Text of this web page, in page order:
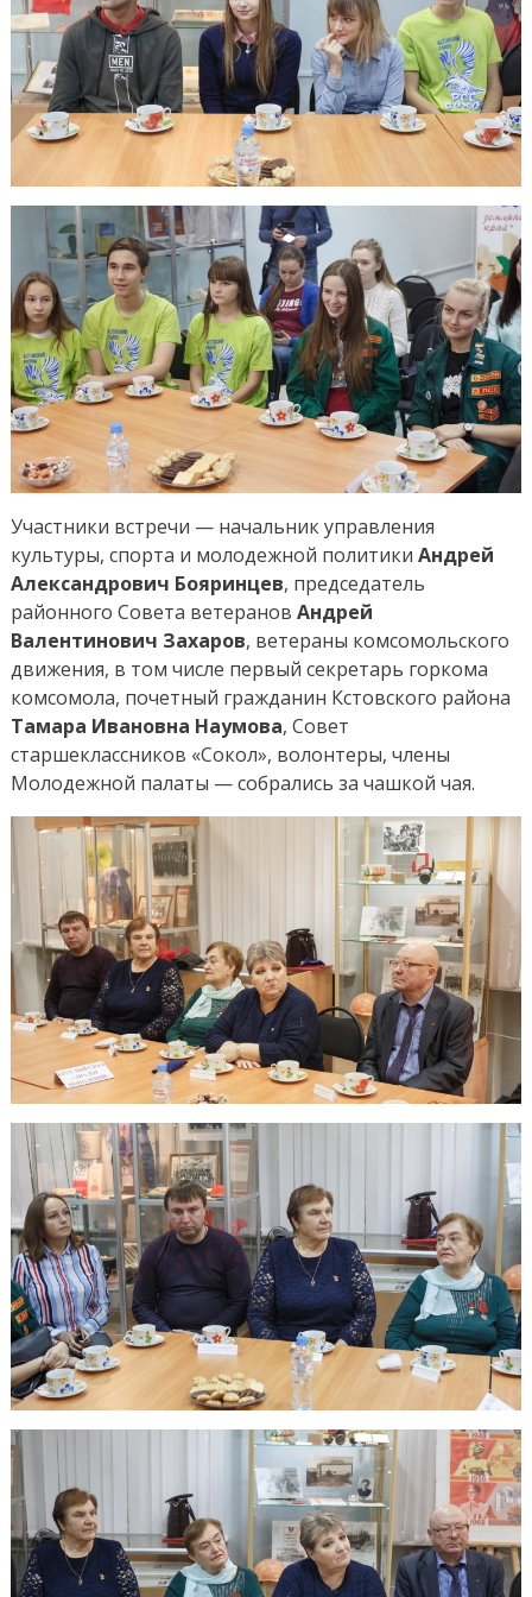
времен»
Участники встречи — начальник управления
культуры, спорта и молодежной политики Андрей
Александрович Бояринцев, председатель
районного Совета ветеранов Андрей
Валентинович Захаров, ветераны комсомольского
движения, в том числе первый секретарь горкома
комсомола, почетный гражданин Кстовского района
Тамара Ивановна Наумова, Совет
старшеклассников «Сокол», волонтеры, члены
Молодежной палаты — собрались за чашкой чая.